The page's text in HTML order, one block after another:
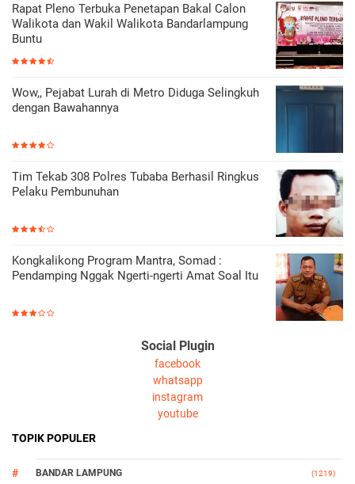
Rapat Pleno Terbuka Penetapan Bakal Calon
Walikota dan Wakil Walikota Bandarlampung
Buntu
Wow,, Pejabat Lurah di Metro Diduga Selingkuh
dengan Bawahannya
Tim Tekab 308 Polres Tubaba Berhasil Ringkus
Pelaku Pembunuhan
Kongkalikong Program Mantra, Somad :
Pendamping Nggak Ngerti-ngerti Amat Soal Itu
Social Plugin
facebook
whatsapp
instagram
youtube
TOPIK POPULER
BANDAR LAMPUNG (1219)